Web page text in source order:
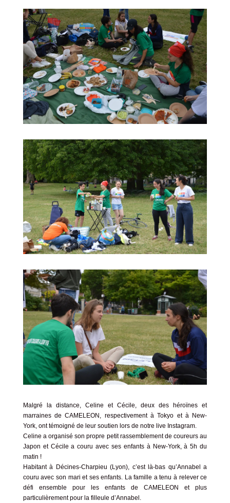
Malgré la distance, Celine et Cécile, deux des héroïnes et
marraines de CAMELEON, respectivement à Tokyo et à New-
York, ont témoigné de leur soutien lors de notre live Instagram.
Celine a organisé son propre petit rassemblement de coureurs au
Japon et Cécile a couru avec ses enfants à New-York, à 5h du
matin !
Habitant à Décines-Charpieu (Lyon), c’est là-bas qu’Annabel a
couru avec son mari et ses enfants. La famille a tenu à relever ce
défi ensemble pour les enfants de CAMELEON et plus
particulièrement pour la filleule d’Annabel.